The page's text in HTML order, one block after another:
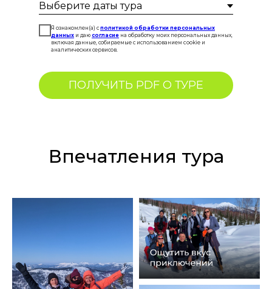
Я ознакомлен(а) с политикой обработки персональных
данных и даю согласие на обработку моих персональных данных,
включая данные, собираемые с использованием cookie и
аналитических сервисов.
ПОЛУЧИТЬ PDF О ТУРЕ
Впечатления тура